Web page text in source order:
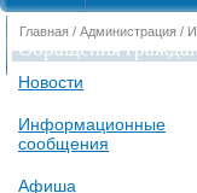
Обращения
Главная / Администрация /
Новости
Информационные
сообщения
Афиша